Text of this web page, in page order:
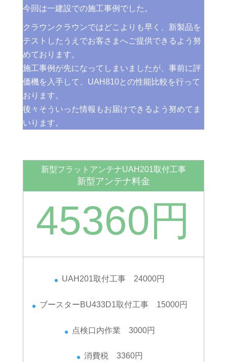
今回は一建設での施工事例でした。
クラウンクラウンではどこよりも早く、新製品を
テストしたうえでお客さまへご提供できるよう努
めております。
施工事例が先になってしまいましたが、事前に評
価機を入手して、UAH810との性能比較を行って
おります。
後々そういった情報もお届けできるよう努めてま
いります。
新型フラットアンテナUAH201取付工事
新型アンテナ料金
45360円
UAH201取付工事 24000円
ブースターBU433D1取付工事 15000円
点検口内作業 3000円
消費税 3360円